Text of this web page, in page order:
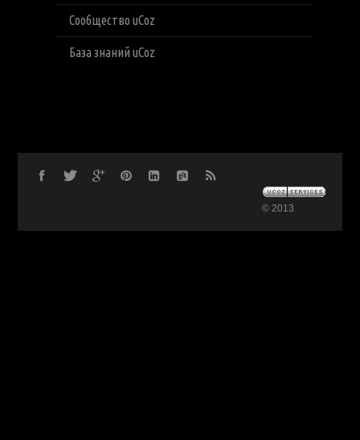
Сообщество uCoz
База знаний uCoz
© 2013